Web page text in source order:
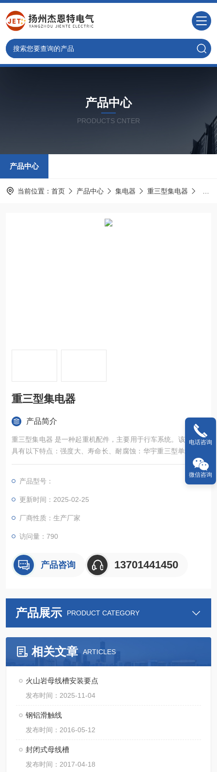
产品中心
PRODUCTS CNTER
产品中心
当前位置： 首页 产品中心 集电器 重三型集电器
重三型集电器
产品简介
重三型集电器 是一种起重机配件，主要用于行车系统。该集电器
具有以下特点：强度大、寿命长、耐腐蚀‌：华宇重三型单级集电
器采用优质材料制造，具有较高的强度和耐腐蚀性，能够在恶劣
产品型号：
更新时间：2025-02-25
厂商性质：生产厂家
访问量：790
产品咨询 13701441450
产品展示 PRODUCT CATEGORY
相关文章 ARTICLES
火山岩母线槽安装要点
发布时间：2025-11-04
钢铝滑触线
发布时间：2016-05-12
封闭式母线槽
发布时间：2017-04-18
电话咨询
微信咨询